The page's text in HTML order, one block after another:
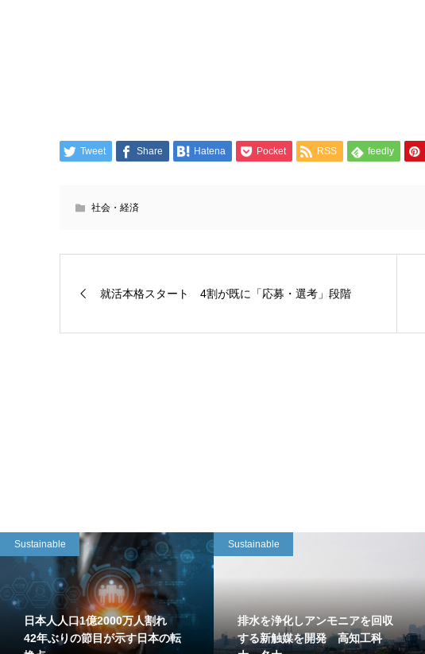
Tweet Share Hatena Pocket RSS feedly
社会・経済
就活本格スタート 4割が既に「応募・選考」段階
Sustainable
日本人人口1億2000万人割れ
42年ぶりの節目が示す日本の転
Sustainable
排水を浄化しアンモニアを回収
する新触媒を開発 高知工科